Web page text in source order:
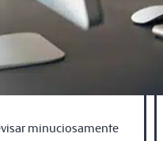
minuciosamente